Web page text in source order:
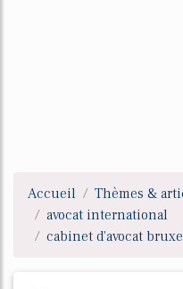
Accueil
Thèmes &
avocat international
cabinet d'avocat